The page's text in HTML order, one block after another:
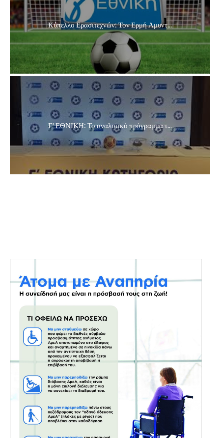
Κύπελλο Ερασιτεχνών: Τον Ερμή Αμυντ...
Γ' ΕΘΝΙΚΗ: Το αναλυτικό πρόγραμμα τ...